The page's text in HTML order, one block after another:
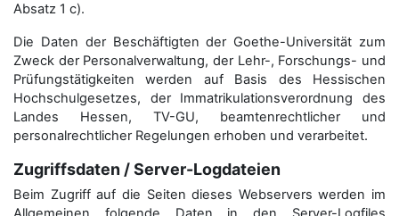
Absatz 1 c).
Die Daten der Beschäftigten der Goethe-Universität zum
Zweck der Personal­verwaltung, der Lehr-, Forschungs- und
Prüfungstätigkeiten werden auf Basis des Hessischen
Hochschulgesetzes, der Immatrikulations­verordnung des
Landes Hessen, TV-GU, beamtenrechtlicher und
personalrechtlicher Regelungen erhoben und verarbeitet.
Zugriffsdaten / Server-Logdateien
Beim Zugriff auf die Seiten dieses Webservers werden im